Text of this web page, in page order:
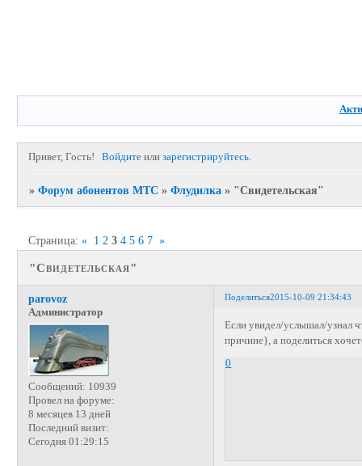
Привет, Гость! Войдите илизарегистрируйтесь.
»Форум абонентов МТС »Флудилка » "Свидетельская"
"Свидетельская"
Страница:« 1 2 3 4 5 6 7 »
Поделиться2015-10-09 21:34:43
parovoz
Администратор
Сообщений: 10939
Провел на форуме:
8 месяцев 13 дней
Последний визит:
Сегодня 01:29:15
Если увидел/услышал/узнал
причине}, а поделиться
0